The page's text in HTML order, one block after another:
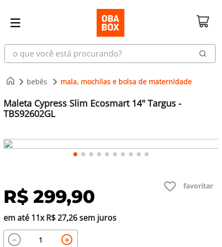
o que você está procurando?
bebês mala, mochilas e bolsa de maternidade
Maleta Cypress Slim Ecosmart 14" Targus -
TBS92602GL
R$ 299,90
em até 11xR$27,26sem juros
＋
－